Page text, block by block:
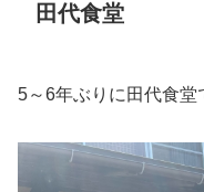
田代食堂
5～6年ぶりに田代食堂